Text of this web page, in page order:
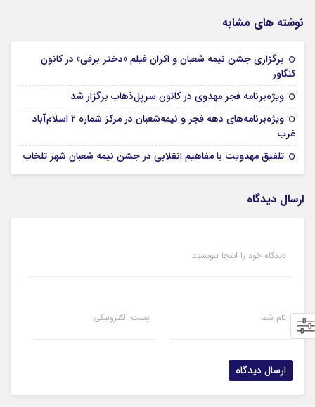
نوشته های مشابه
برگزاری جشن نیمه شعبان و اکران فیلم «دختر برقی» در کانون
کنگاور
ویژه‌برنامه‌ فجر مهدوی در کانون سرپل‌ذهاب برگزار شد
ویژه‌برنامه‌های دهه فجر و نیمه‌شعبان در مرکز شماره ۲ اسلام‌آباد
غرب
تلفیق مهدویت با مفاهیم انقلابی در جشن نیمه شعبان شهر تلخاب
ارسال دیدگاه
دیدگاه خود را اینجا بنویسید
نام شما پست الکترونیکی